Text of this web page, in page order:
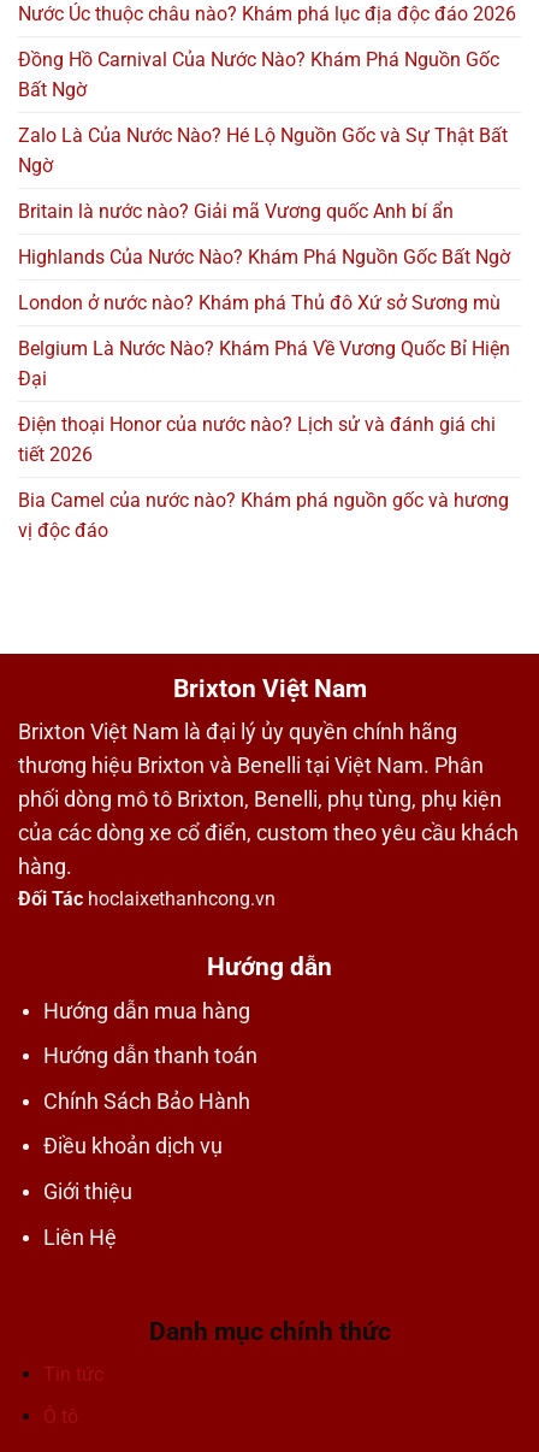
Nước Úc thuộc châu nào? Khám phá lục địa độc đáo 2026
Đồng Hồ Carnival Của Nước Nào? Khám Phá Nguồn Gốc
Bất Ngờ
Zalo Là Của Nước Nào? Hé Lộ Nguồn Gốc và Sự Thật Bất
Ngờ
Britain là nước nào? Giải mã Vương quốc Anh bí ẩn
Highlands Của Nước Nào? Khám Phá Nguồn Gốc Bất Ngờ
London ở nước nào? Khám phá Thủ đô Xứ sở Sương mù
Belgium Là Nước Nào? Khám Phá Về Vương Quốc Bỉ Hiện
Đại
Điện thoại Honor của nước nào? Lịch sử và đánh giá chi
tiết 2026
Bia Camel của nước nào? Khám phá nguồn gốc và hương
vị độc đáo
Brixton Việt Nam
Brixton Việt Nam là đại lý ủy quyền chính hãng
thương hiệu Brixton và Benelli tại Việt Nam. Phân
phối dòng mô tô Brixton, Benelli, phụ tùng, phụ kiện
của các dòng xe cổ điển, custom theo yêu cầu khách
hàng.
Đối Tác hoclaixethanhcong.vn
Hướng dẫn
Hướng dẫn mua hàng
Hướng dẫn thanh toán
Chính Sách Bảo Hành
Điều khoản dịch vụ
Giới thiệu
Liên Hệ
Danh mục chính thức
Tin tức
Ô tô